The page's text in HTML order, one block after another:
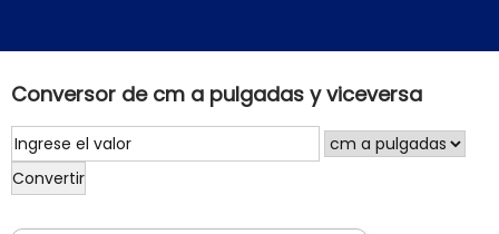
Conversor de cm a pulgadas y viceversa
Convertir